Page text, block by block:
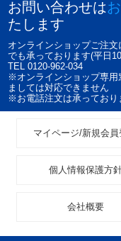
お問い合わせは
たします
オンラインショップご注
でも承っております(平日
TEL 0120-962-034
※オンラインショップ専用
ましては対応できません
※お電話注文は承っており
マイページ/新規会員
個人情報保護方
会社概要